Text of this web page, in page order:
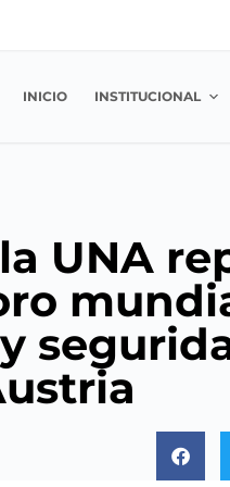
INICIO INSTITUCIONAL
UNA